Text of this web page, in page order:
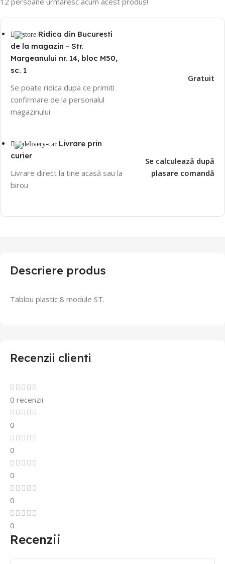
Ridica din Bucuresti
de la magazin - Str.
Margeanului nr. 14, bloc M50,
sc. 1
Se poate ridica dupa ce primiti
confirmare de la personalul
magazinului
Gratuit
Livrare prin
curier
Livrare direct la tine acasă sau la
birou
Se calculează după
plasare comandă
Descriere produs
Tablou plastic 8 module ST.
Recenzii clienti
0 recenzii
0
0
0
0
0
Recenzii